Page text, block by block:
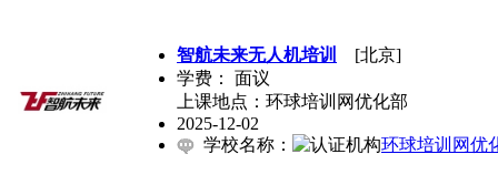
智航未来无人机培训
[北京]
学费： 面议
上课地点：环球培训网优化部
2025-12-02
学校名称：
环球培训网优